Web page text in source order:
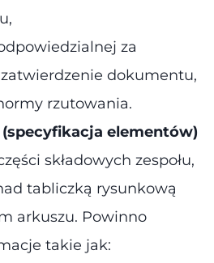
za
dokumentu,
rzutowania​.
elementów)
składowych zespołu,
tabliczką rysunkową
arkuszu. Powinno
takie jak​: